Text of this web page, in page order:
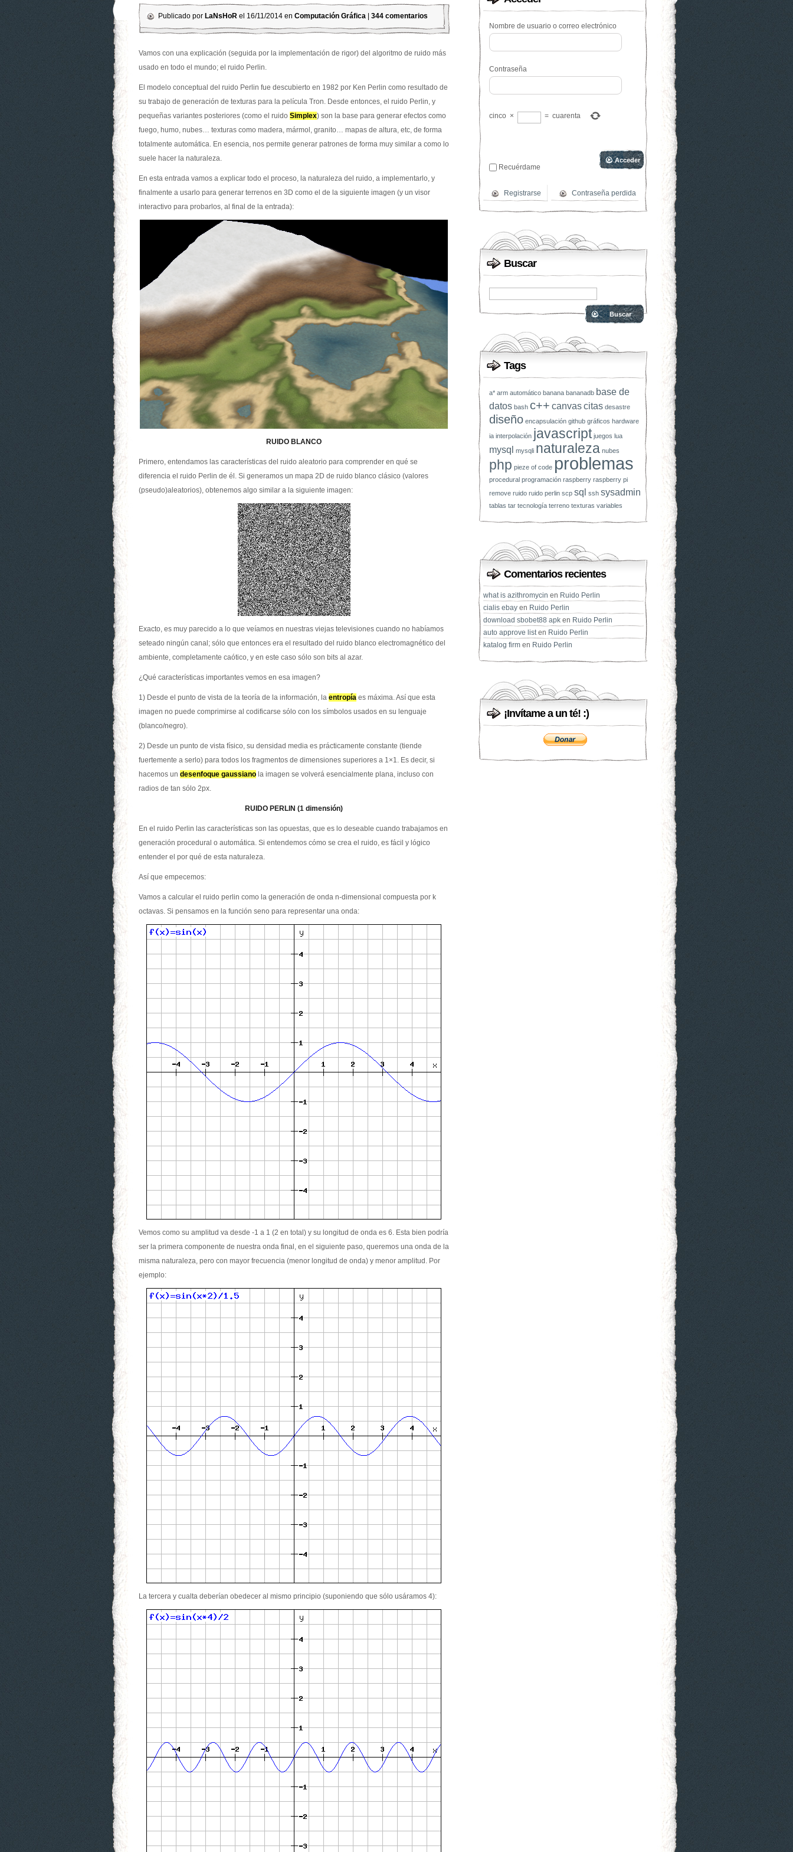
Publicado por LaNsHoRel 16/11/2014 en Computación Gráfica| 344 comentarios
Vamos con una explicación (seguida por la implementación de rigor) del algoritmo de ruido más
usado en todo el mundo; el ruido Perlin.
El modelo conceptual del ruido Perlin fue descubierto en 1982 por Ken Perlin como resultado de
su trabajo de generación de texturas para la película Tron. Desde entonces, el ruido Perlin, y
pequeñas variantes posteriores (como el ruido Simplex) son la base para generar efectos como
fuego, humo, nubes… texturas como madera, mármol, granito… mapas de altura, etc, de forma
totalmente automática. En esencia, nos permite generar patrones de forma muy similar a como lo
suele hacer la naturaleza.
En esta entrada vamos a explicar todo el proceso, la naturaleza del ruido, a implementarlo, y
finalmente a usarlo para generar terrenos en 3D como el de la siguiente imagen (y un visor
interactivo para probarlos, al final de la entrada):
RUIDO BLANCO
Primero, entendamos las características del ruido aleatorio para comprender en qué se
diferencia el ruido Perlin de él. Si generamos un mapa 2D de ruido blanco clásico (valores
(pseudo)aleatorios), obtenemos algo similar a la siguiente imagen:
Exacto, es muy parecido a lo que veíamos en nuestras viejas televisiones cuando no habíamos
seteado ningún canal; sólo que entonces era el resultado del ruido blanco electromagnético del
ambiente, completamente caótico, y en este caso sólo son bits al azar.
¿Qué características importantes vemos en esa imagen?
1) Desde el punto de vista de la teoría de la información, la entropíaes máxima. Así que esta
imagen no puede comprimirse al codificarse sólo con los símbolos usados en su lenguaje
(blanco/negro).
2) Desde un punto de vista físico, su densidad media es prácticamente constante (tiende
fuertemente a serlo) para todos los fragmentos de dimensiones superiores a 1×1. Es decir, si
hacemos un desenfoque gaussianola imagen se volverá esencialmente plana, incluso con
radios de tan sólo 2px.
RUIDO PERLIN (1 dimensión)
En el ruido Perlin las características son las opuestas, que es lo deseable cuando trabajamos en
generación procedural o automática. Si entendemos cómo se crea el ruido, es fácil y lógico
entender el por qué de esta naturaleza.
Así que empecemos:
Vamos a calcular el ruido perlin como la generación de onda n-dimensional compuesta por k
octavas. Si pensamos en la función seno para representar una onda:
Vemos como su amplitud va desde -1 a 1 (2 en total) y su longitud de onda es 6. Esta bien podría
ser la primera componente de nuestra onda final, en el siguiente paso, queremos una onda de la
misma naturaleza, pero con mayor frecuencia (menor longitud de onda) y menor amplitud. Por
ejemplo:
La tercera y cualta deberían obedecer al mismo principio (suponiendo que sólo usáramos 4):
Nombre de usuario o correo electrónico
Contraseña
cinco × = cuarenta
Recuérdame
Registrarse Contraseña perdida
Buscar
Tags
a* arm automático banana bananadb base de
datos bash c++ canvascitas desastre
diseño encapsulación github gráficos hardware
ia interpolación javascript juegos lua
mysql mysqli naturaleza nubes
php pieze of code problemas
procedural programación raspberry raspberry pi
remove ruido ruido perlin scp sql ssh sysadmin
tablas tar tecnología terreno texturas variables
Comentarios recientes
what is azithromycin en Ruido Perlin
cialis ebayen Ruido Perlin
download sbobet88 apken Ruido Perlin
auto approve listen Ruido Perlin
katalog firmen Ruido Perlin
¡Invítame a un té! :)